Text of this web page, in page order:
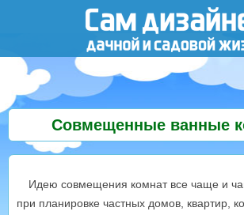
Совмещенные ванные
Идею совмещения комнат все чаще и
при планировке частных домов, квартир,